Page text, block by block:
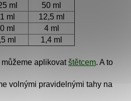
ml
50 ml
ml
12,5 ml
ml
4 ml
ml
1,4 ml
aplikovatštětcem. A to
volnými pravidelnými tahy na